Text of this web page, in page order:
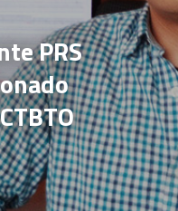
PRS